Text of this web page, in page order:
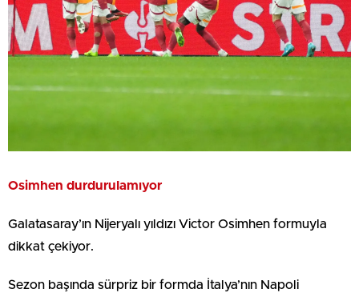
Osimhen durdurulamıyor
Galatasaray’ın Nijeryalı yıldızı Victor Osimhen formuyla
dikkat çekiyor.
Sezon başında sürpriz bir formda İtalya’nın Napoli